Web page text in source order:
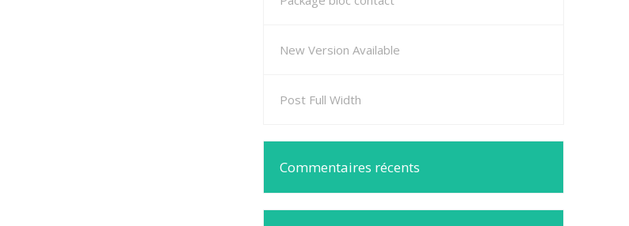
New Version Available
Post Full Width
Commentaires récents